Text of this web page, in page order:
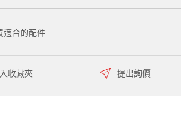
適合的配件
收藏夾 提出詢價